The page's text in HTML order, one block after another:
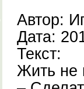
Автор:
Дата:
Текст:
Жить не